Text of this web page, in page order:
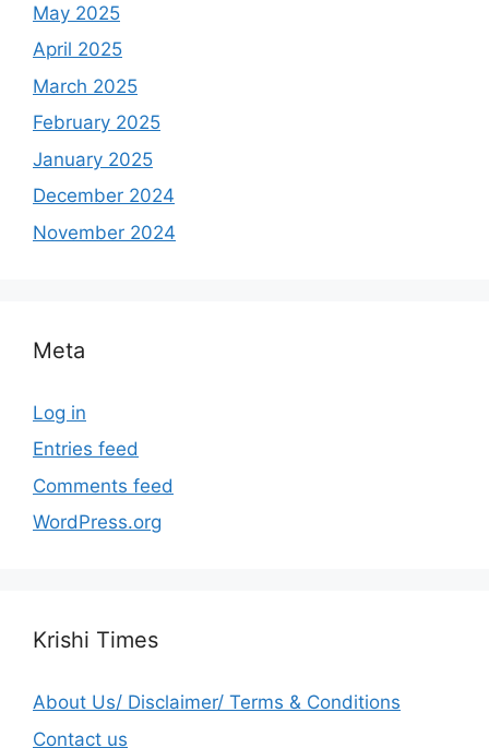
May 2025
April 2025
March 2025
February 2025
January 2025
December 2024
November 2024
Meta
Log in
Entries feed
Comments feed
WordPress.org
Krishi Times
About Us/ Disclaimer/ Terms & Conditions
Contact us